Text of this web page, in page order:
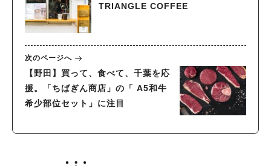
TRIANGLE COFFEE
次のページへ
【野田】買って、食べて、千葉を応
援。「ちばぎん商店」の「 A5和牛
希少部位セット」に注目